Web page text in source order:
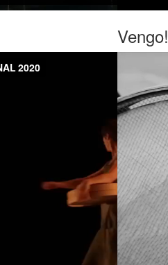
Vengo!